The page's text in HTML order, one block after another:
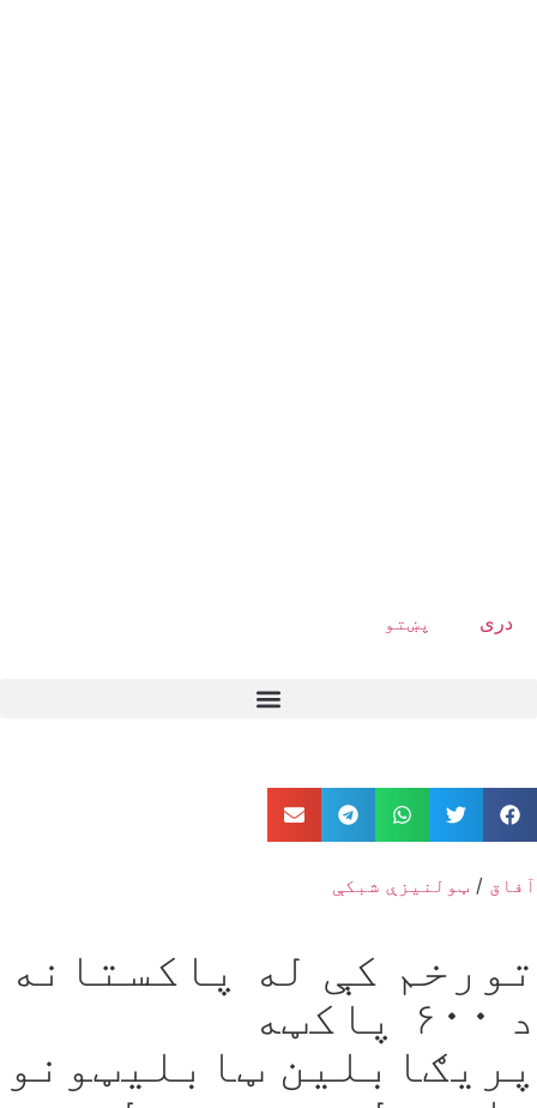
دری پښتو
آفاق / ټولنیزې شبکې
تورخم کې له پاکستانه
د ۶۰۰ پاکټه
پریګابلین ټابلیټونو